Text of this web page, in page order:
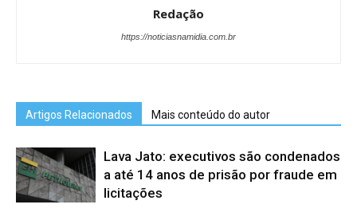
Redação
https://noticiasnamidia.com.br
Artigos Relacionados Mais conteúdo do autor
Lava Jato: executivos são condenados
a até 14 anos de prisão por fraude em
licitações